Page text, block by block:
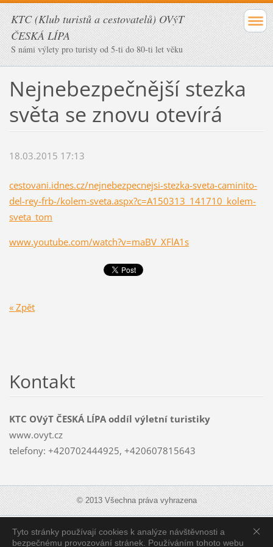
KTC (Klub turistů a cestovatelů) OVýT
ČESKÁ LÍPA
S námi výlety pro turisty od 5-ti do 80-ti let věku
Nejnebezpečnější stezka
světa se znovu otevírá
18.03.2015 17:13
cestovani.idnes.cz/nejnebezpecnejsi-stezka-sveta-caminito-
del-rey-frb-/kolem-sveta.aspx?c=A150313_141710_kolem-
sveta_tom
www.youtube.com/watch?v=maBV_XFlA1s
« Zpět
Tyto stránky používají cookies k analýze návštěvnosti a
bezpečnému provozování stránek. Používáním tohoto webu
Kontakt
KTC OVýT ČESKÁ LÍPA oddíl výletní turistiky
www.ovyt.cz
telefony: +420702444925, +420607815643
© 2013 Všechna práva vyhrazena
Zobrazit:Mobilní verzi|Standardní verzi